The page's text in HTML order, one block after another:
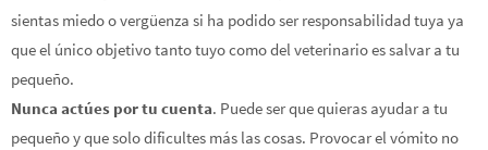
sientas miedo o vergüenza si ha podido ser responsabilidad tuya ya
que el único objetivo tanto tuyo como del veterinario es salvar a tu
pequeño.
Nunca actúes por tu cuenta. Puede ser que quieras ayudar a tu
pequeño y que solo dificultes más las cosas. Provocar el vómito no